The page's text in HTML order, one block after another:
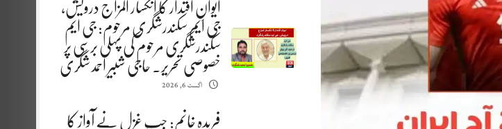
ایوانِ اقتدار کا انکسار المزاج درویش،
جی ایم سکندرشگری مرحوم: جی ایم
سکندرشگری مرحوم کی پہلی برسی پر
خصوصی تحریر. حاجی شبیر احمد شگری
اگست 6, 2026
فریدہ خانم: جب غزل نے آواز کا